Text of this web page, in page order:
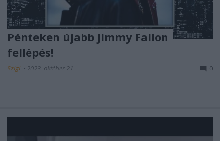
Pénteken újabb Jimmy Fallon
fellépés!
Szigi. • 2023. október 21. 0